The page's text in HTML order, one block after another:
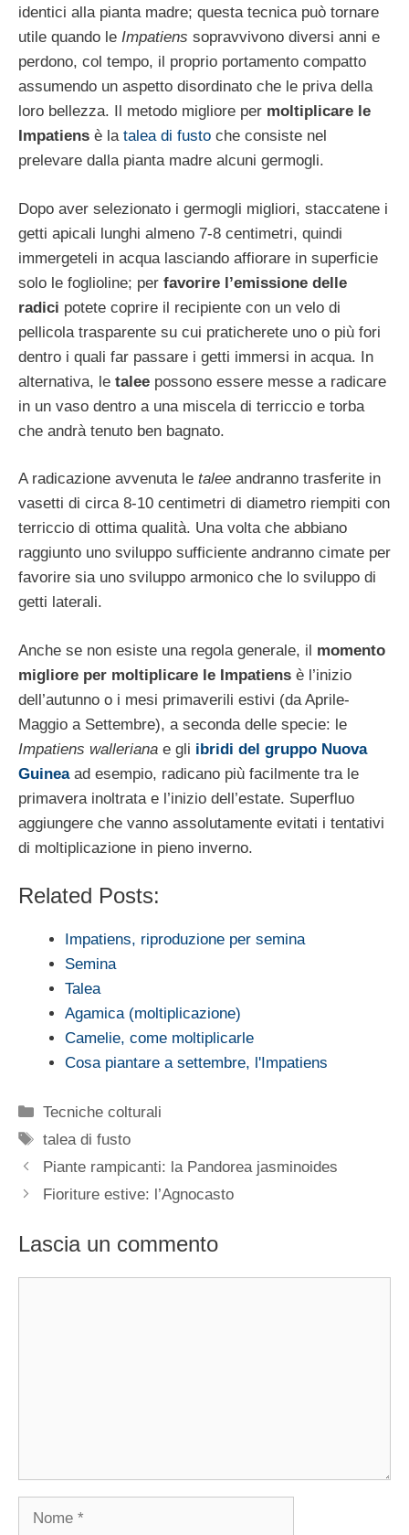
identici alla pianta madre; questa tecnica può tornare
utile quando le Impatiens sopravvivono diversi anni e
perdono, col tempo, il proprio portamento compatto
assumendo un aspetto disordinato che le priva della
loro bellezza. Il metodo migliore per moltiplicare le
Impatiens è la talea di fusto che consiste nel
prelevare dalla pianta madre alcuni germogli.
Dopo aver selezionato i germogli migliori, staccatene i
getti apicali lunghi almeno 7-8 centimetri, quindi
immergeteli in acqua lasciando affiorare in superficie
solo le foglioline; per favorire l’emissione delle
radici potete coprire il recipiente con un velo di
pellicola trasparente su cui praticherete uno o più fori
dentro i quali far passare i getti immersi in acqua. In
alternativa, le talee possono essere messe a radicare
in un vaso dentro a una miscela di terriccio e torba
che andrà tenuto ben bagnato.
A radicazione avvenuta le talee andranno trasferite in
vasetti di circa 8-10 centimetri di diametro riempiti con
terriccio di ottima qualità. Una volta che abbiano
raggiunto uno sviluppo sufficiente andranno cimate per
favorire sia uno sviluppo armonico che lo sviluppo di
getti laterali.
Anche se non esiste una regola generale, il momento
migliore per moltiplicare le Impatiens è l’inizio
dell’autunno o i mesi primaverili estivi (da Aprile-
Maggio a Settembre), a seconda delle specie: le
Impatiens walleriana e gli ibridi del gruppo Nuova
Guineaad esempio, radicano più facilmente tra le
primavera inoltrata e l’inizio dell’estate. Superfluo
aggiungere che vanno assolutamente evitati i tentativi
di moltiplicazione in pieno inverno.
Related Posts:
Impatiens, riproduzione per semina
Semina
Talea
Agamica (moltiplicazione)
Camelie, come moltiplicarle
Cosa piantare a settembre, l'Impatiens
Categorie
Tecniche colturali
Tag
talea di fusto
Piante rampicanti: la Pandorea jasminoides
Fioriture estive: l’Agnocasto
Lascia un commento
Nome